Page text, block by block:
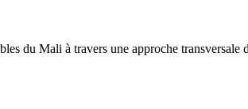
du Mali à travers une approche